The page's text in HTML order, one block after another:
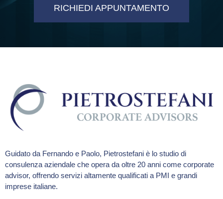
RICHIEDI APPUNTAMENTO
Guidato da Fernando e Paolo, Pietrostefani è lo studio di
consulenza aziendale che opera da oltre 20 anni come corporate
advisor, offrendo servizi altamente qualificati a PMI e grandi
imprese italiane.